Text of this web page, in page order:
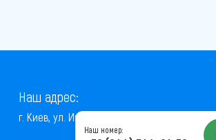
Наш адрес:
г. Киев, ул. Институтская, 22/7, оф. 41
Наш номер: